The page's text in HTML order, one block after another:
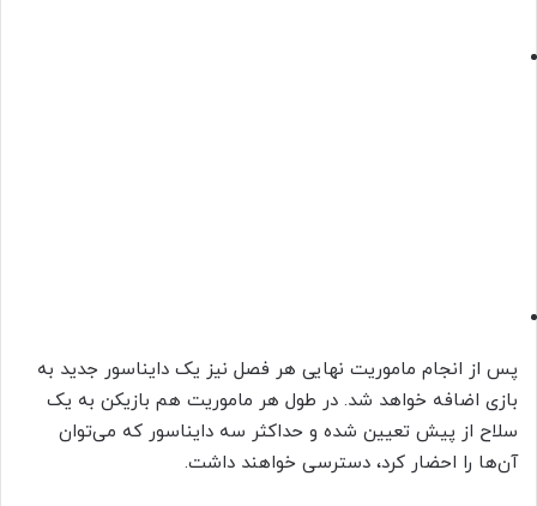
پس از انجام ماموریت نهایی هر فصل نیز یک دایناسور جدید به
بازی اضافه خواهد شد. در طول هر ماموریت هم بازیکن به یک
سلاح از پیش تعیین شده و حداکثر سه دایناسور که می‌توان
‌آن‌ها را احضار کرد، دسترسی خواهند داشت.